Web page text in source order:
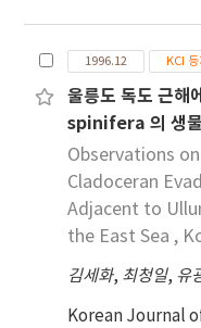
1996.12 KCI 등
울릉도 독도 근해
spinifera 의 생물
Observations
Cladoceran
Adjacent to
the East Sea ,
김세화, 최청일, 유
Korean Journal